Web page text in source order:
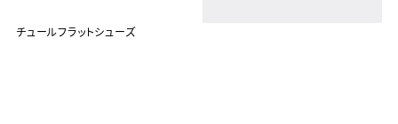
チュールフラットシューズ